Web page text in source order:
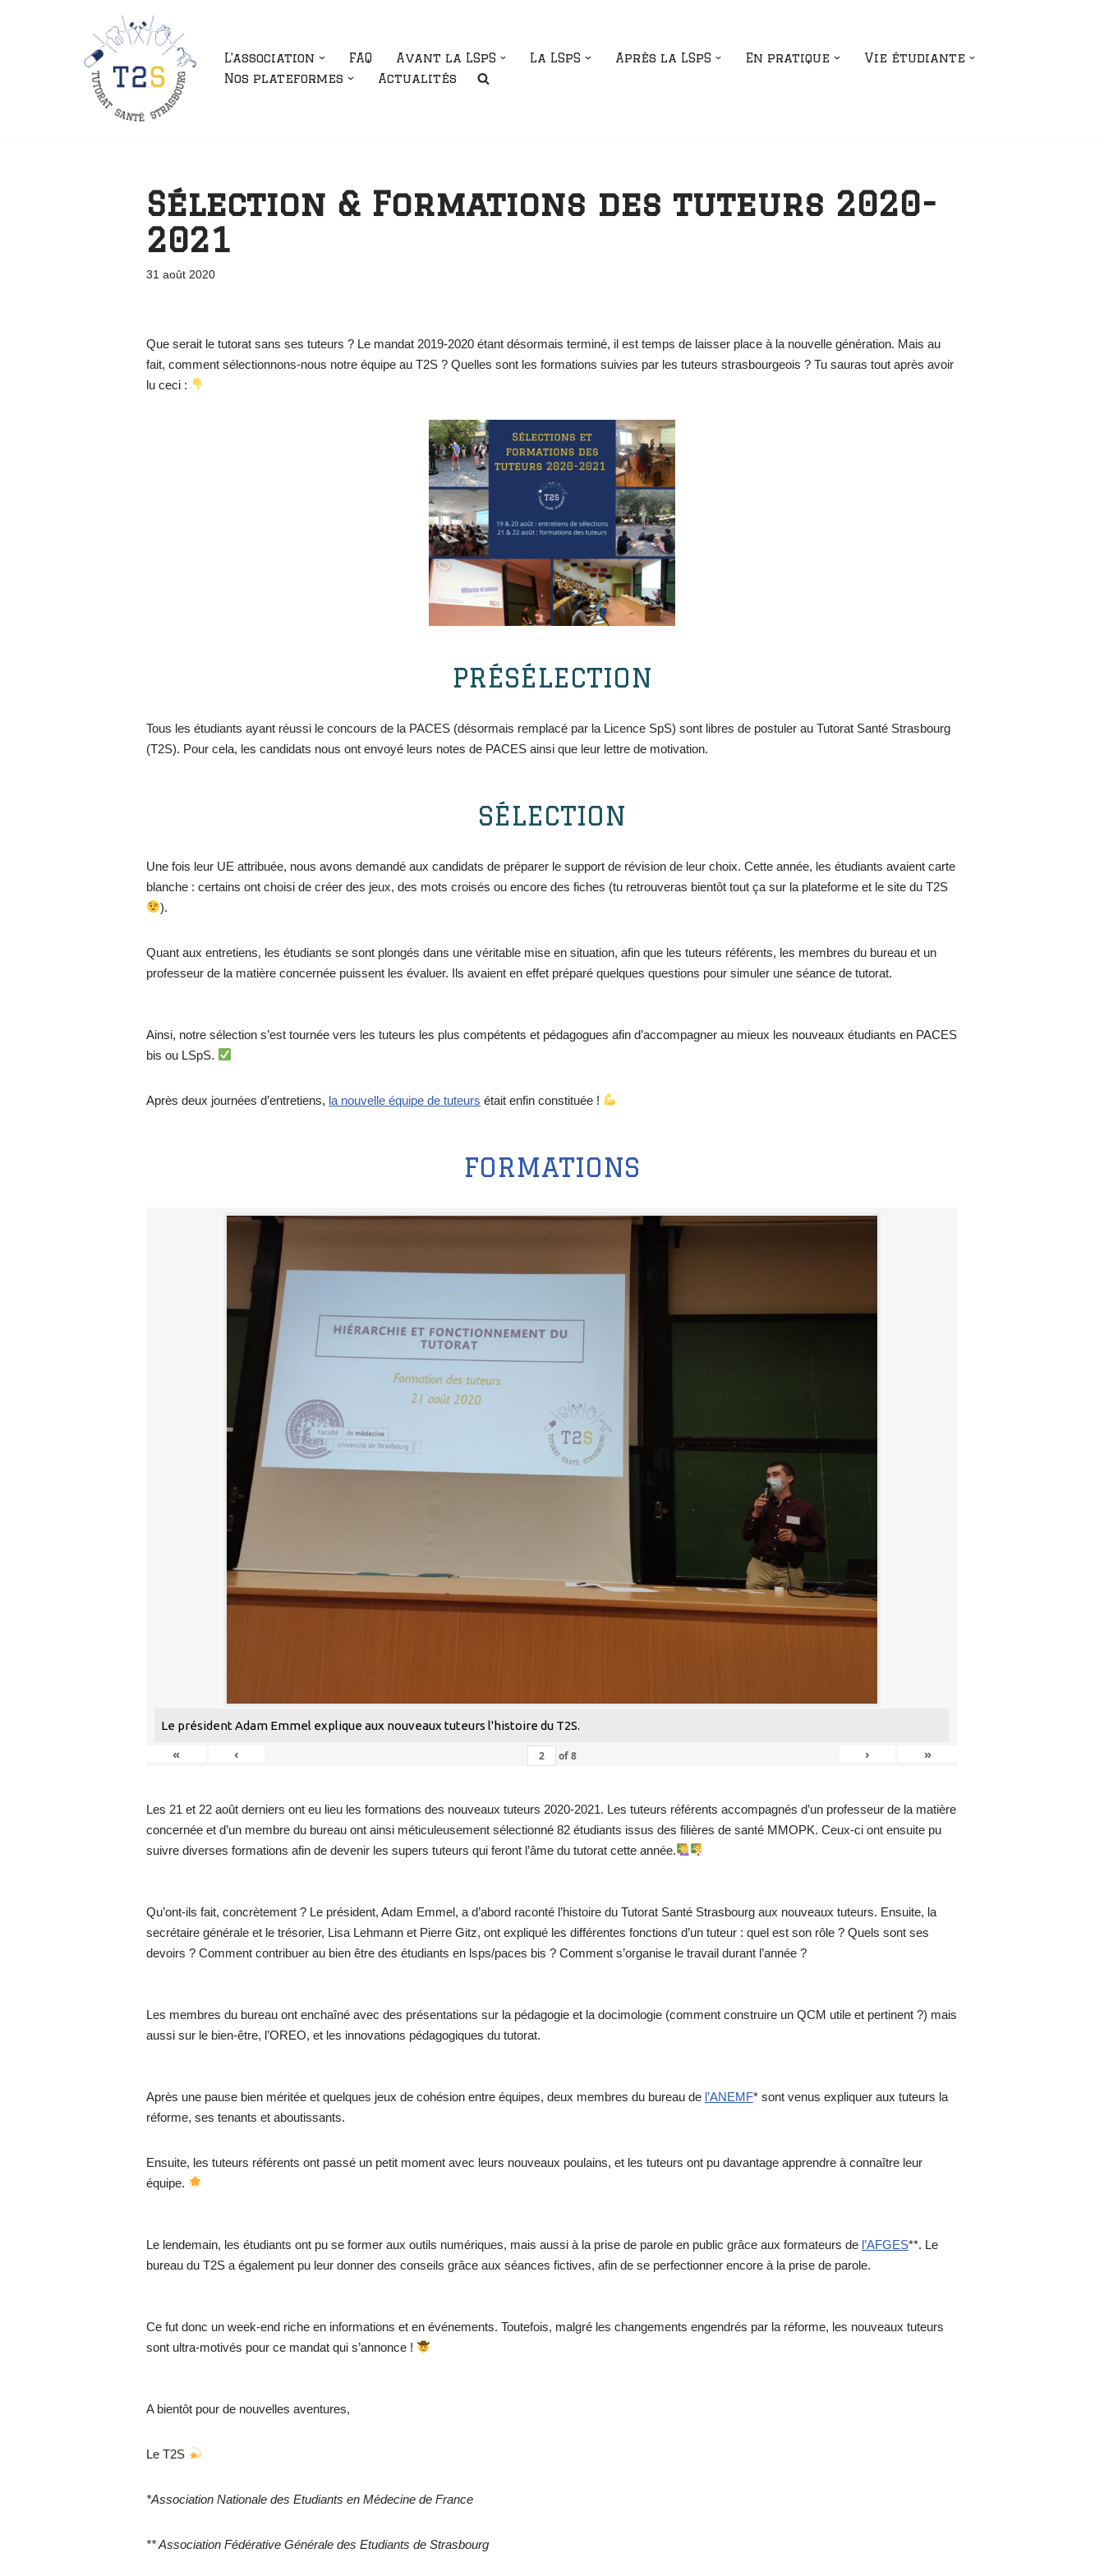
L’association FAQ Avant la LSpS La LSpS Après la LSpS En pratique
Vie étudiante
Nos plateformes
Actualités
Sélection & Formations des tuteurs 2020-
2021
31 août 2020
Que serait le tutorat sans ses tuteurs ? Le mandat 2019-2020 étant désormais terminé, il est temps de laisser place à la nouvelle génération. Mais au
fait, comment sélectionnons-nous notre équipe au T2S ? Quelles sont les formations suivies par les tuteurs strasbourgeois ? Tu sauras tout après avoir
lu ceci :
PRÉSÉLECTION
Tous les étudiants ayant réussi le concours de la PACES (désormais remplacé par la Licence SpS) sont libres de postuler au Tutorat Santé Strasbourg
(T2S). Pour cela, les candidats nous ont envoyé leurs notes de PACES ainsi que leur lettre de motivation.
SÉLECTION
Une fois leur UE attribuée, nous avons demandé aux candidats de préparer le support de révision de leur choix. Cette année, les étudiants avaient carte
blanche : certains ont choisi de créer des jeux, des mots croisés ou encore des fiches (tu retrouveras bientôt tout ça sur la plateforme et le site du T2S
).
Quant aux entretiens, les étudiants se sont plongés dans une véritable mise en situation, afin que les tuteurs référents, les membres du bureau et un
professeur de la matière concernée puissent les évaluer. Ils avaient en effet préparé quelques questions pour simuler une séance de tutorat.
Ainsi, notre sélection s’est tournée vers les tuteurs les plus compétents et pédagogues afin d’accompagner au mieux les nouveaux étudiants en PACES
bis ou LSpS.
Après deux journées d’entretiens, la nouvelle équipe de tuteurs était enfin constituée !
FORMATIONS
Le président Adam Emmel explique aux nouveaux tuteurs l'histoire du T2S.
« ‹ of8 › »
Les 21 et 22 août derniers ont eu lieu les formations des nouveaux tuteurs 2020-2021. Les tuteurs référents accompagnés d’un professeur de la matière
concernée et d’un membre du bureau ont ainsi méticuleusement sélectionné 82 étudiants issus des filières de santé MMOPK. Ceux-ci ont ensuite pu
suivre diverses formations afin de devenir les supers tuteurs qui feront l’âme du tutorat cette année.
Qu’ont-ils fait, concrètement ? Le président, Adam Emmel, a d’abord raconté l’histoire du Tutorat Santé Strasbourg aux nouveaux tuteurs. Ensuite, la
secrétaire générale et le trésorier, Lisa Lehmann et Pierre Gitz, ont expliqué les différentes fonctions d’un tuteur : quel est son rôle ? Quels sont ses
devoirs ? Comment contribuer au bien être des étudiants en lsps/paces bis ? Comment s’organise le travail durant l’année ?
Les membres du bureau ont enchaîné avec des présentations sur la pédagogie et la docimologie (comment construire un QCM utile et pertinent ?) mais
aussi sur le bien-être, l’OREO, et les innovations pédagogiques du tutorat.
Après une pause bien méritée et quelques jeux de cohésion entre équipes, deux membres du bureau de l’ANEMF* sont venus expliquer aux tuteurs la
réforme, ses tenants et aboutissants.
Ensuite, les tuteurs référents ont passé un petit moment avec leurs nouveaux poulains, et les tuteurs ont pu davantage apprendre à connaître leur
équipe.
Le lendemain, les étudiants ont pu se former aux outils numériques, mais aussi à la prise de parole en public grâce aux formateurs de l’AFGES**. Le
bureau du T2S a également pu leur donner des conseils grâce aux séances fictives, afin de se perfectionner encore à la prise de parole.
Ce fut donc un week-end riche en informations et en événements. Toutefois, malgré les changements engendrés par la réforme, les nouveaux tuteurs
sont ultra-motivés pour ce mandat qui s’annonce !
A bientôt pour de nouvelles aventures,
Le T2S
*Association Nationale des Etudiants en Médecine de France
** Association Fédérative Générale des Etudiants de Strasbourg